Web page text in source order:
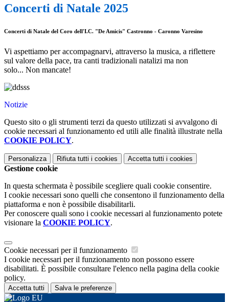
Concerti di Natale 2025
Concerti di Natale del Coro dell'I.C. "De Amicis" Castronno - Caronno Varesino
Vi aspettiamo per accompagnarvi, attraverso la musica, a riflettere
sul valore della pace, tra canti tradizionali natalizi ma non
solo... Non mancate!
Notizie
Questo sito o gli strumenti terzi da questo utilizzati si avvalgono di
cookie necessari al funzionamento ed utili alle finalità illustrate nella
COOKIE POLICY.
Personalizza Rifiuta tutti i cookies Accetta tutti i cookies
Gestione cookie
In questa schermata è possibile scegliere quali cookie consentire.
I cookie necessari sono quelli che consentono il funzionamento della
piattaforma e non è possibile disabilitarli.
Per conoscere quali sono i cookie necessari al funzionamento potete
visionare la COOKIE POLICY.
Cookie necessari per il funzionamento
I cookie necessari per il funzionamento non possono essere
disabilitati. È possibile consultare l'elenco nella pagina della cookie
policy.
Accetta tutti Salva le preferenze